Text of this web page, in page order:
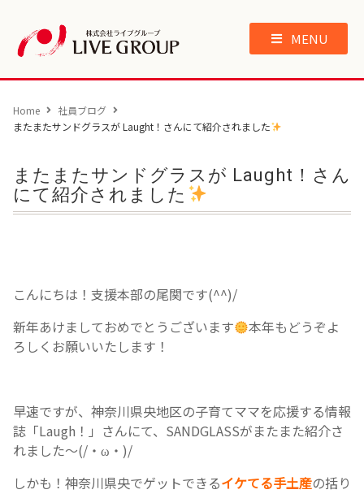
MENU
Home
社員ブログ
またまたサンドグラスが Laught！さんにて紹介されました
またまたサンドグラスが Laught！さん
にて紹介されました
こんにちは！支援本部の尾関です(^^)/
新年あけましておめでとうございます
本年もどうぞよ
ろしくお願いいたします！
早速ですが、神奈川県央地区の子育てママを応援する情報
誌「Laugh！」さんにて、SANDGLASSがまたまた紹介さ
れました～(/・ω・)/
しかも！神奈川県央でゲットできるイケてる手土産の括り